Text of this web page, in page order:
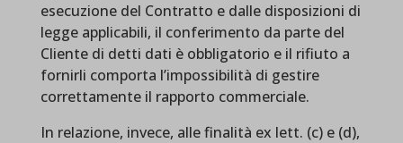
esecuzione del Contratto e dalle disposizioni di
legge applicabili, il conferimento da parte del
Cliente di detti dati è obbligatorio e il rifiuto a
fornirli comporta l’impossibilità di gestire
correttamente il rapporto commerciale.
In relazione, invece, alle finalità ex lett. (c) e (d),